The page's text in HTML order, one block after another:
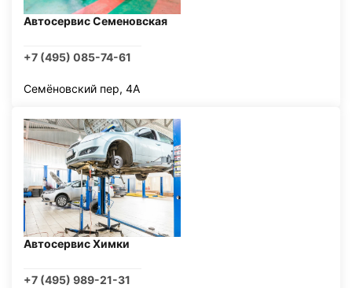
Автосервис Семеновская
+7 (495) 085-74-61
Семёновский пер, 4А
Автосервис Химки
+7 (495) 989-21-31